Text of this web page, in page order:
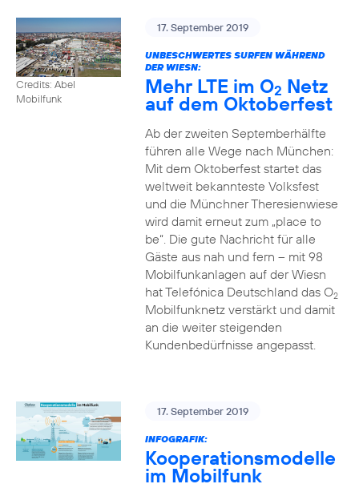
Credits: Abel
Mobilfunk
17. September 2019
UNBESCHWERTES SURFEN WÄHREND
DER WIESN:
Mehr LTE im O2 Netz
auf dem Oktoberfest
Ab der zweiten Septemberhälfte
führen alle Wege nach München:
Mit dem Oktoberfest startet das
weltweit bekannteste Volksfest
und die Münchner Theresienwiese
wird damit erneut zum „place to
be“. Die gute Nachricht für alle
Gäste aus nah und fern – mit 98
Mobilfunkanlagen auf der Wiesn
hat Telefónica Deutschland das O2
Mobilfunknetz verstärkt und damit
an die weiter steigenden
Kundenbedürfnisse angepasst.
17. September 2019
INFOGRAFIK:
Kooperationsmodelle
im Mobilfunk